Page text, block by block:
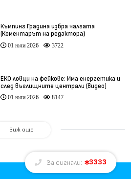
Къмпинг Градина избра чалгата
(Коментарът на редактора)
01 юли 2026 3722
ЕКО ловци на фейкове: Има енергетика и
след въглищните централи (видео)
01 юли 2026 8147
Виж още
За сигнали: 3333